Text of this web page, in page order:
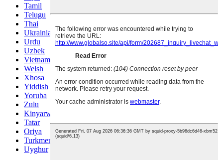
Tamil
Telugu
Thai
Ukrainian
Urdu
Uzbek
Vietnamese
Welsh
Xhosa
Yiddish
Yoruba
Zulu
Kinyarwanda
Tatar
Oriya
Turkmen
Uyghur